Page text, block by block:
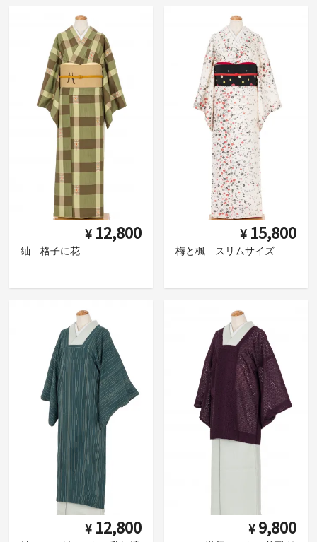
¥ 12,800
紬 格子に花
¥ 15,800
梅と楓 スリムサイズ
¥ 12,800 ¥ 9,800